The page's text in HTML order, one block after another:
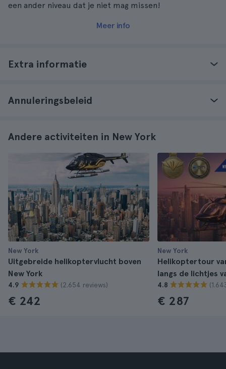
een ander niveau dat je niet mag missen!
Meer info
Extra informatie
Annuleringsbeleid
Andere activiteiten in New York
New York
Uitgebreide helikoptervlucht boven
New York
4.9 (2.654 reviews)
€ 242
New York
Helikoptertour
langs de lichtjes
4.8
€ 287